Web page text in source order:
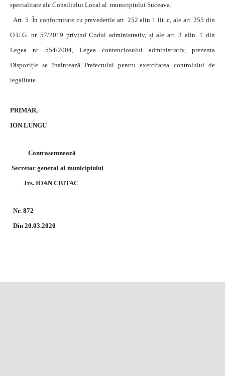
specialitate ale Consiliului Local al municipiului Suceava.
Art. 5 În conformitate cu prevederile art. 252 alin 1 lit. c, ale art. 255 din
O.U.G. nr. 57/2019 privind Codul administrativ, și ale art. 3 alin. 1 din
Legea nr. 554/2004, Legea contenciosului administrativ, prezenta
Dispoziție se înaintează Prefectului pentru exercitarea controlului de
legalitate.
PRIMAR,
ION LUNGU
Contrasemnează
Secretar general al municipiului
Jrs. IOAN CIUTAC
Nr. 872
Din 20.03.2020